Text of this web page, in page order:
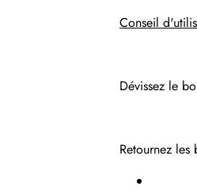
Conseil
Dévissez le
Retournez